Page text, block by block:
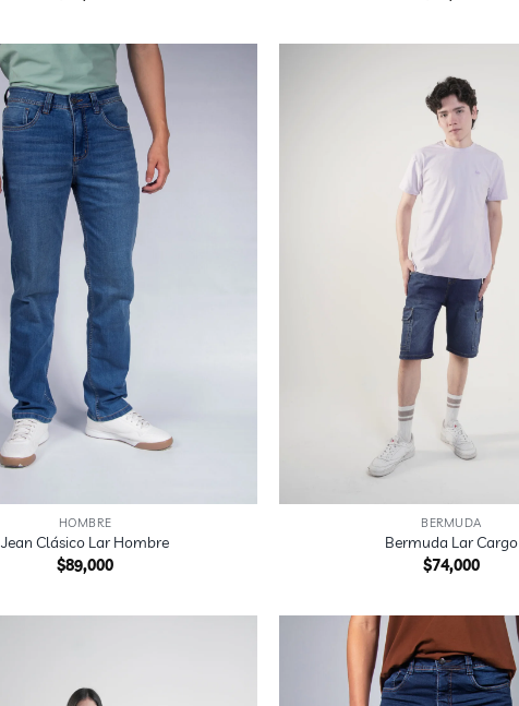
HOMBRE
Jean Clásico Lar Hombre
$89,000
BERMUDA
Bermuda Lar Cargo
$74,000